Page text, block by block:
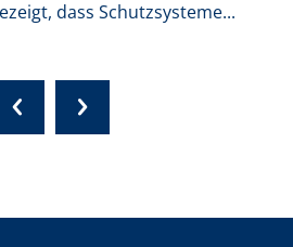
dass Schutzsysteme...